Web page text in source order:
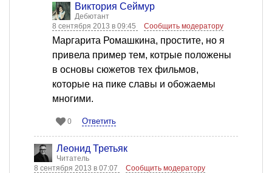
Виктория Сеймур
Дебютант
8 сентября 2013 в 09:45
Сообщить модератору
Маргарита Ромашкина, простите, но я
привела пример тем, котрые положены
в основы сюжетов тех фильмов,
которые на пике славы и обожаемы
многими.
0 Ответить
Леонид Третьяк
Читатель
8 сентября 2013 в 07:07
Сообщить модератору